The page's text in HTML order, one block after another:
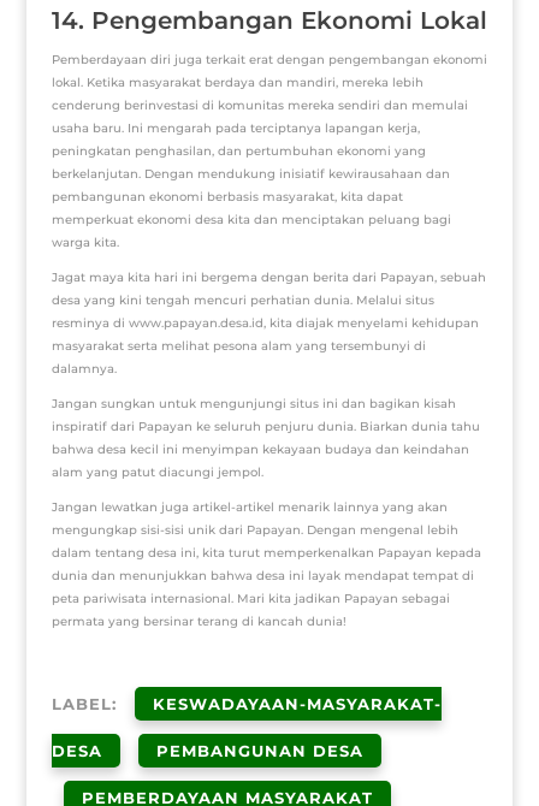
14. Pengembangan Ekonomi Lokal
Pemberdayaan diri juga terkait erat dengan pengembangan ekonomi
lokal. Ketika masyarakat berdaya dan mandiri, mereka lebih
cenderung berinvestasi di komunitas mereka sendiri dan memulai
usaha baru. Ini mengarah pada terciptanya lapangan kerja,
peningkatan penghasilan, dan pertumbuhan ekonomi yang
berkelanjutan. Dengan mendukung inisiatif kewirausahaan dan
pembangunan ekonomi berbasis masyarakat, kita dapat
memperkuat ekonomi desa kita dan menciptakan peluang bagi
warga kita.
Jagat maya kita hari ini bergema dengan berita dari Papayan, sebuah
desa yang kini tengah mencuri perhatian dunia. Melalui situs
resminya di www.papayan.desa.id, kita diajak menyelami kehidupan
masyarakat serta melihat pesona alam yang tersembunyi di
dalamnya.
Jangan sungkan untuk mengunjungi situs ini dan bagikan kisah
inspiratif dari Papayan ke seluruh penjuru dunia. Biarkan dunia tahu
bahwa desa kecil ini menyimpan kekayaan budaya dan keindahan
alam yang patut diacungi jempol.
Jangan lewatkan juga artikel-artikel menarik lainnya yang akan
mengungkap sisi-sisi unik dari Papayan. Dengan mengenal lebih
dalam tentang desa ini, kita turut memperkenalkan Papayan kepada
dunia dan menunjukkan bahwa desa ini layak mendapat tempat di
peta pariwisata internasional. Mari kita jadikan Papayan sebagai
permata yang bersinar terang di kancah dunia!
LABEL: KESWADAYAAN-MASYARAKAT-
DESA PEMBANGUNAN DESA
PEMBERDAYAAN MASYARAKAT